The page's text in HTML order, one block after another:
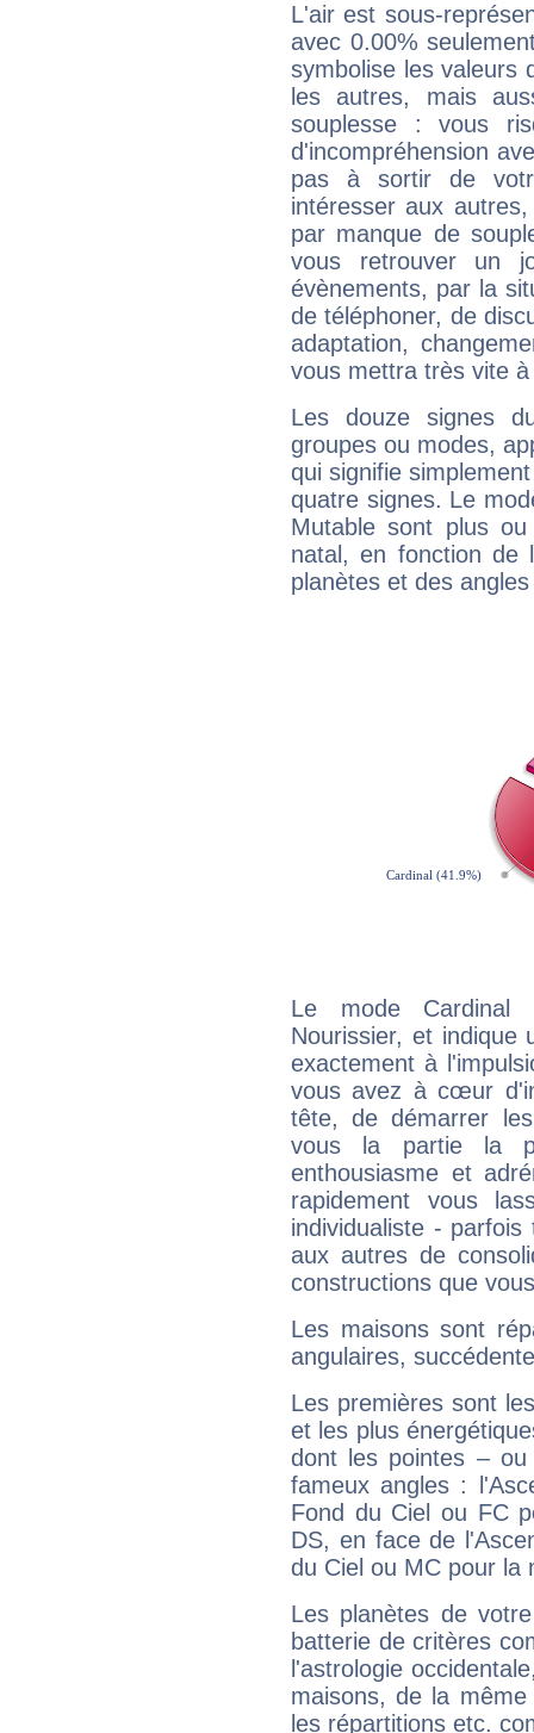
L'air est sous-
avec 0.00%
symbolise les valeurs
les autres, mais
souplesse : vous
d'incompréhension
pas à sortir de
intéresser aux
par manque de
vous retrouver un
évènements, par la
de téléphoner, de
adaptation,
vous mettra très vite
Les douze signes
groupes ou modes,
qui signifie
quatre signes. Le
Mutable sont plus
natal, en fonction de
planètes et des
Le mode Cardinal
Nourissier, et indique
exactement à
vous avez à cœur
tête, de démarrer
vous la partie la
enthousiasme et
rapidement vous
individualiste -
aux autres de
constructions que
Les maisons sont
angulaires,
Les premières sont
et les plus
dont les pointes –
fameux angles :
Fond du Ciel ou FC
DS, en face de
du Ciel ou MC pour la
Les planètes de
batterie de critères
l'astrologie
maisons, de la
les répartitions etc.